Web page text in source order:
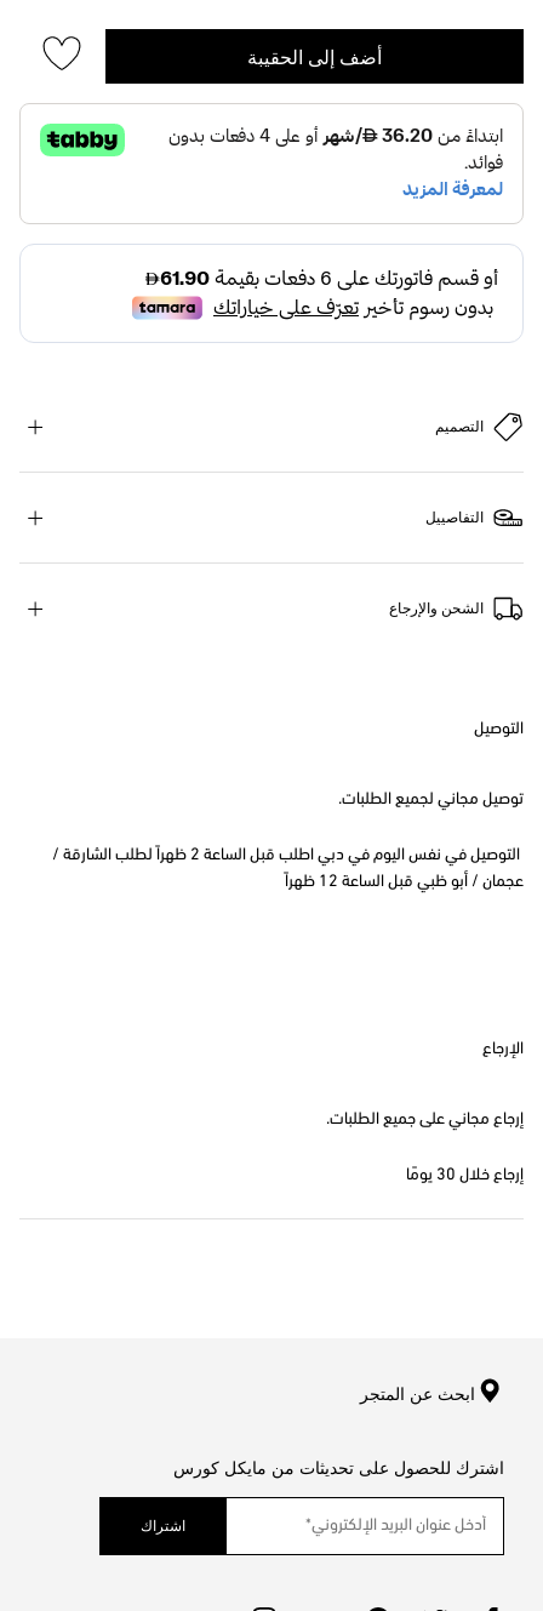
أضف إلى الحقيبة
التصميم
التفاصييل
الشحن والإرجاع
التوصيل
توصيل مجاني لجميع الطلبات.
التوصيل في نفس اليوم في دبي اطلب قبل الساعة 2 ظهراً لطلب الشارقة /
عجمان / أبو ظبي قبل الساعة 12 ظهراً
الإرجاع
إرجاع مجاني على جميع الطلبات.
إرجاع خلال 30 يومًا
ابحث عن المتجر
اشترك للحصول على تحديثات من مايكل كورس
اشتراك